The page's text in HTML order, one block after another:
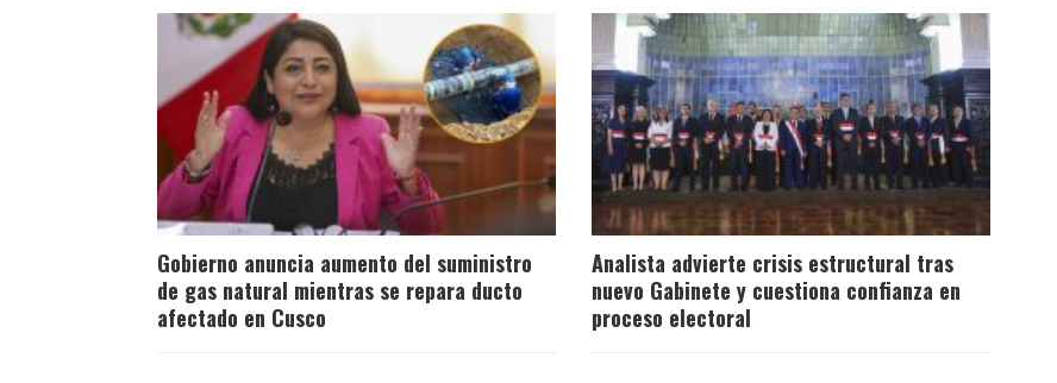
Gobierno anuncia aumento del suministro
de gas natural mientras se repara ducto
afectado en Cusco
Analista advierte crisis estructural tras
nuevo Gabinete y cuestiona confianza en
proceso electoral